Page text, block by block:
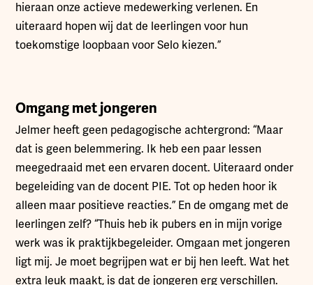
hieraan onze actieve medewerking verlenen. En
uiteraard hopen wij dat de leerlingen voor hun
toekomstige loopbaan voor Selo kiezen.”
Omgang met jongeren
Jelmer heeft geen pedagogische achtergrond: “Maar
dat is geen belemmering. Ik heb een paar lessen
meegedraaid met een ervaren docent. Uiteraard onder
begeleiding van de docent PIE. Tot op heden hoor ik
alleen maar positieve reacties.” En de omgang met de
leerlingen zelf? “Thuis heb ik pubers en in mijn vorige
werk was ik praktijkbegeleider. Omgaan met jongeren
ligt mij. Je moet begrijpen wat er bij hen leeft. Wat het
extra leuk maakt, is dat de jongeren erg verschillen.